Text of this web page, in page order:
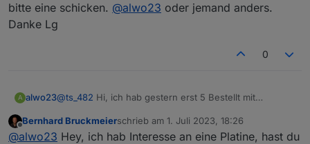
bitte eine schicken. @alwo23 oder jemand anders.
Danke Lg
0
A alwo23@ts_482 Hi, ich hab gestern erst 5 Bestellt mit
Offline
Bernhard Bruckmeierschrieb am 1. Juli 2023, 18:26
zuletzt editiert von
@alwo23 Hey, ich hab Interesse an eine Platine, hast du